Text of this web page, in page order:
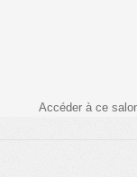
Accéder à ce